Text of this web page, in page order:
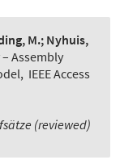
M.; Nyhuis,
Assembly
, IEEE Access
(reviewed)